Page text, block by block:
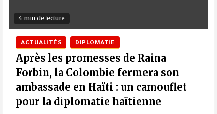
4 min de lecture
ACTUALITÉS DIPLOMATIE
Après les promesses de Raina
Forbin, la Colombie fermera son
ambassade en Haïti : un camouflet
pour la diplomatie haïtienne